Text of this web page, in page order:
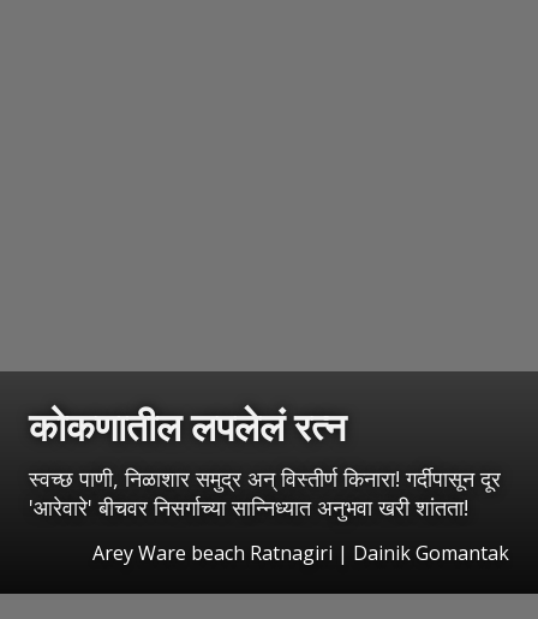
कोकणातील लपलेलं रत्न
स्वच्छ पाणी, निळाशार समुद्र अन् विस्तीर्ण किनारा! गर्दीपासून दूर
'आरेवारे' बीचवर निसर्गाच्या सान्निध्यात अनुभवा खरी शांतता!
Arey Ware beach Ratnagiri | Dainik Gomantak